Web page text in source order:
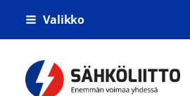
Siirry
sivun
sisältöön
Valikko